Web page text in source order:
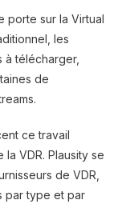
porte sur la Virtual
les
à télécharger,
de
ce travail
VDR. Plausity se
de VDR,
par type et par